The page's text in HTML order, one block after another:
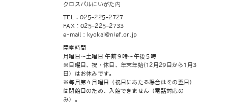
クロスパルにいがた内
TEL：025-225-2727
FAX：025-225-2733
e-mail : kyokai@nief.or.jp
開室時間
月曜日～土曜日 午前９時～午後５時
※日曜日、祝・休日、年末年始(12月29日から1月3
日）はお休みです。
※毎月第４月曜日（祝日にあたる場合はその翌日）
は閉館日のため、入館できません（電話対応の
み）。